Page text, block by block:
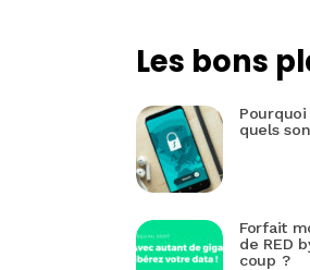
Les bons
quels
Forfait
de RED
coup ?